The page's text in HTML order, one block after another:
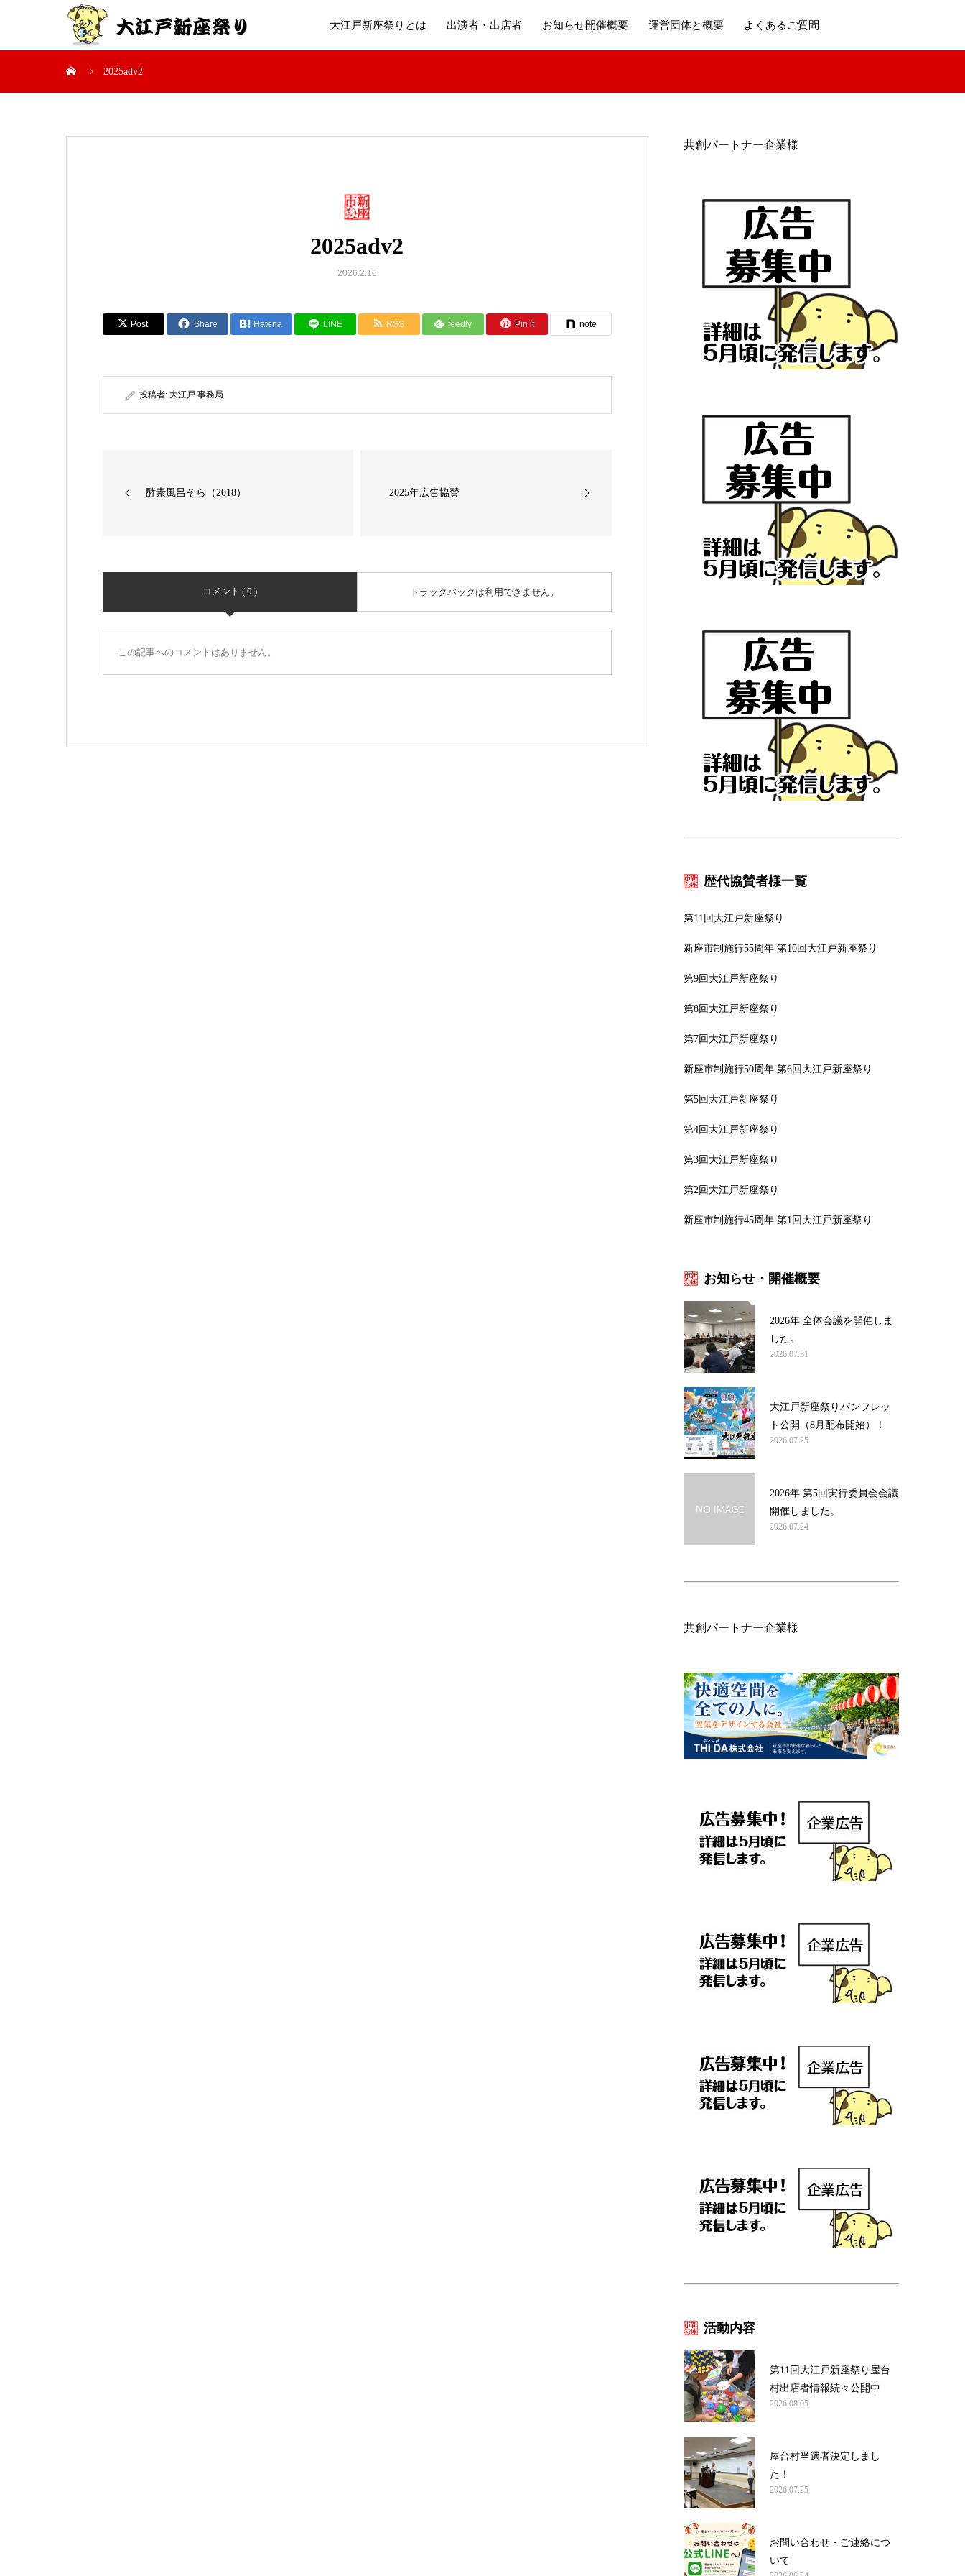
大江戸新座祭りとは 出演者・出店者 お知らせ開催概要 運営団体と概要 よくあるご質問
2025adv2
2025adv2
2026.2.16
Post Share Hatena LINE RSS feedly Pin it note
投稿者: 大江戸 事務局
酵素風呂そら（2018） 2025年広告協賛
コメント ( 0 ) トラックバックは利用できません。
この記事へのコメントはありません。
共創パートナー企業様
歴代協賛者様一覧
第11回大江戸新座祭り
新座市制施行55周年 第10回大江戸新座祭り
第9回大江戸新座祭り
第8回大江戸新座祭り
第7回大江戸新座祭り
新座市制施行50周年 第6回大江戸新座祭り
第5回大江戸新座祭り
第4回大江戸新座祭り
第3回大江戸新座祭り
第2回大江戸新座祭り
新座市制施行45周年 第1回大江戸新座祭り
お知らせ・開催概要
2026年 全体会議を開催しま
した。
2026.07.31
大江戸新座祭りパンフレッ
ト公開（8月配布開始）！
2026.07.25
2026年 第5回実行委員会会議
開催しました。
2026.07.24
共創パートナー企業様
活動内容
第11回大江戸新座祭り屋台
村出店者情報続々公開中
2026.08.05
屋台村当選者決定しまし
た！
2026.07.25
お問い合わせ・ご連絡につ
いて